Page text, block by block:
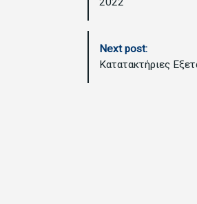
N
g
Next post:
Κατατακτήριες